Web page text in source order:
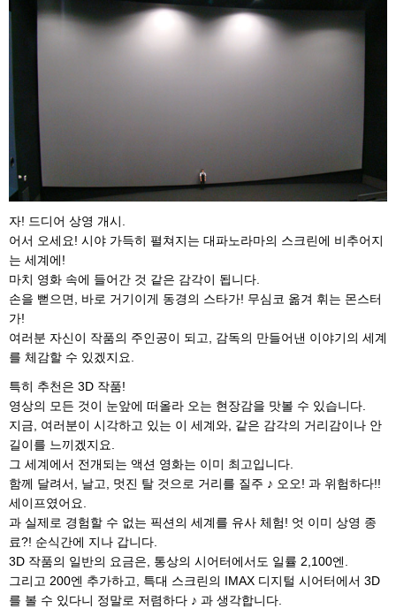
자! 드디어 상영 개시.
어서 오세요! 시야 가득히 펼쳐지는 대파노라마의 스크린에 비추어지
는 세계에!
마치 영화 속에 들어간 것 같은 감각이 됩니다.
손을 뻗으면, 바로 거기이게 동경의 스타가! 무심코 옮겨 휘는 몬스터
가!
여러분 자신이 작품의 주인공이 되고, 감독의 만들어낸 이야기의 세계
를 체감할 수 있겠지요.
특히 추천은 3D 작품!
영상의 모든 것이 눈앞에 떠올라 오는 현장감을 맛볼 수 있습니다.
지금, 여러분이 시각하고 있는 이 세계와, 같은 감각의 거리감이나 안
길이를 느끼겠지요.
그 세계에서 전개되는 액션 영화는 이미 최고입니다.
함께 달려서, 날고, 멋진 탈 것으로 거리를 질주 ♪ 오오! 과 위험하다!!
세이프였어요.
과 실제로 경험할 수 없는 픽션의 세계를 유사 체험! 엇 이미 상영 종
료?! 순식간에 지나 갑니다.
3D 작품의 일반의 요금은, 통상의 시어터에서도 일률 2,100엔.
그리고 200엔 추가하고, 특대 스크린의 IMAX 디지털 시어터에서 3D
를 볼 수 있다니 정말로 저렴하다 ♪ 과 생각합니다.